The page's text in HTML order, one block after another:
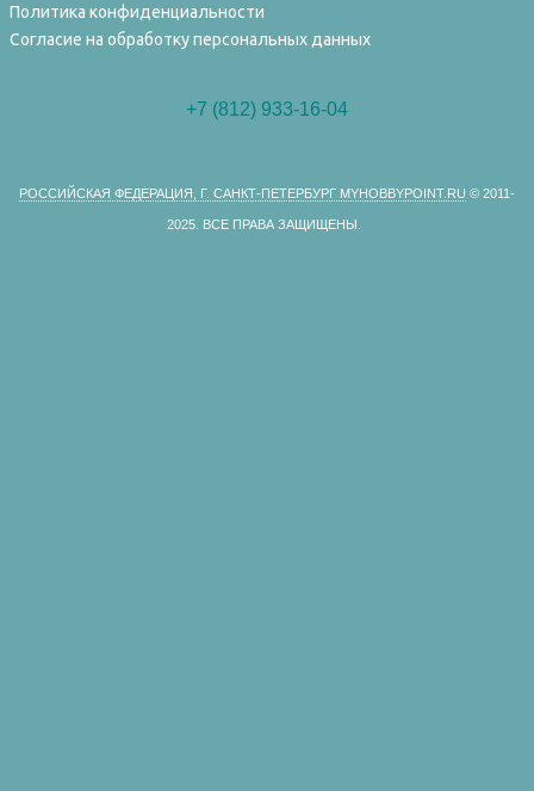
Политика конфиденциальности
Согласие на обработку персональных данных
+7 (812) 933-16-04
РОССИЙСКАЯ ФЕДЕРАЦИЯ, Г. САНКТ-ПЕТЕРБУРГ MYHOBBYPOINT.RU © 2011-
2025. ВСЕ ПРАВА ЗАЩИЩЕНЫ.